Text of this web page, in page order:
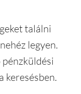
találni
legyen.
keresésben.